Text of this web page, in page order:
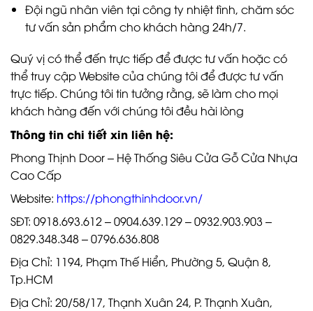
Đội ngũ nhân viên tại công ty nhiệt tình, chăm sóc
tư vấn sản phẩm cho khách hàng 24h/7.
Quý vị có thể đến trực tiếp để được tư vấn hoặc có
thể truy cập Website của chúng tôi để được tư vấn
trực tiếp. Chúng tôi tin tưởng rằng, sẽ làm cho mọi
khách hàng đến với chúng tôi đều hài lòng
Thông tin chi tiết xin liên hệ:
Phong Thịnh Door – Hệ Thống Siêu Cửa Gỗ Cửa Nhựa
Cao Cấp
Website: https://phongthinhdoor.vn/
SĐT: 0918.693.612 – 0904.639.129 – 0932.903.903 –
0829.348.348 – 0796.636.808
Địa Chỉ: 1194, Phạm Thế Hiển, Phường 5, Quận 8,
Tp.HCM
Địa Chỉ: 20/58/17, Thạnh Xuân 24, P. Thạnh Xuân,